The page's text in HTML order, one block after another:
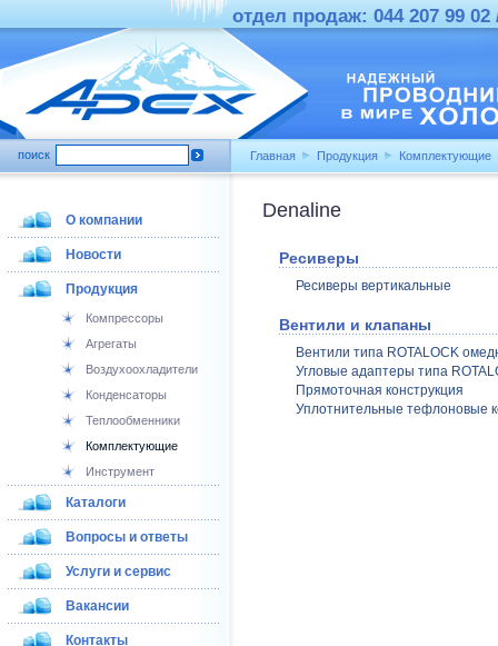
отдел продаж: 044 207 99 02
поиск Главная Продукция Комплектующие
О компании
Новости
Продукция
Компрессоры
Агрегаты
Воздухоохладители
Конденсаторы
Теплообменники
Комплектующие
Инструмент
Каталоги
Вопросы и ответы
Услуги и сервис
Вакансии
Контакты
Denaline
Ресиверы
Ресиверы вертикальные
Вентили и клапаны
Вентили типа ROTALOCK
Угловые адаптеры типа
Прямоточная конструкция
Уплотнительные тефлоновые